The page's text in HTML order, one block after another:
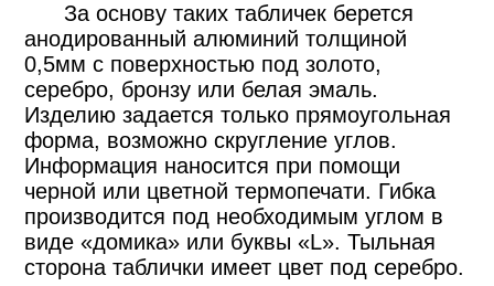
За основу таких табличек берется
анодированный алюминий толщиной
0,5мм с поверхностью под золото,
серебро, бронзу или белая эмаль.
Изделию задается только прямоугольная
форма, возможно скругление углов.
Информация наносится при помощи
черной или цветной термопечати. Гибка
производится под необходимым углом в
виде «домика» или буквы «L». Тыльная
сторона таблички имеет цвет под серебро.